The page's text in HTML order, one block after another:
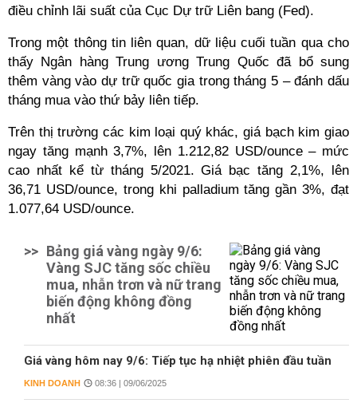
điều chỉnh lãi suất của Cục Dự trữ Liên bang (Fed).
Trong một thông tin liên quan, dữ liệu cuối tuần qua cho
thấy Ngân hàng Trung ương Trung Quốc đã bổ sung
thêm vàng vào dự trữ quốc gia trong tháng 5 – đánh dấu
tháng mua vào thứ bảy liên tiếp.
Trên thị trường các kim loại quý khác, giá bạch kim giao
ngay tăng mạnh 3,7%, lên 1.212,82 USD/ounce – mức
cao nhất kể từ tháng 5/2021. Giá bạc tăng 2,1%, lên
36,71 USD/ounce, trong khi palladium tăng gần 3%, đạt
1.077,64 USD/ounce.
>> Bảng giá vàng ngày 9/6:
Vàng SJC tăng sốc chiều
mua, nhẫn trơn và nữ trang
biến động không đồng
nhất
Giá vàng hôm nay 9/6: Tiếp tục hạ nhiệt phiên đầu tuần
KINH DOANH 08:36 | 09/06/2025